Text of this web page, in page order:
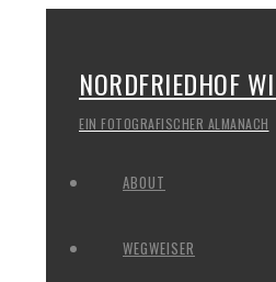
NORDFRIEDHOF
EIN FOTOGRAFISCHER ALMANACH
ABOUT
WEGWEISER